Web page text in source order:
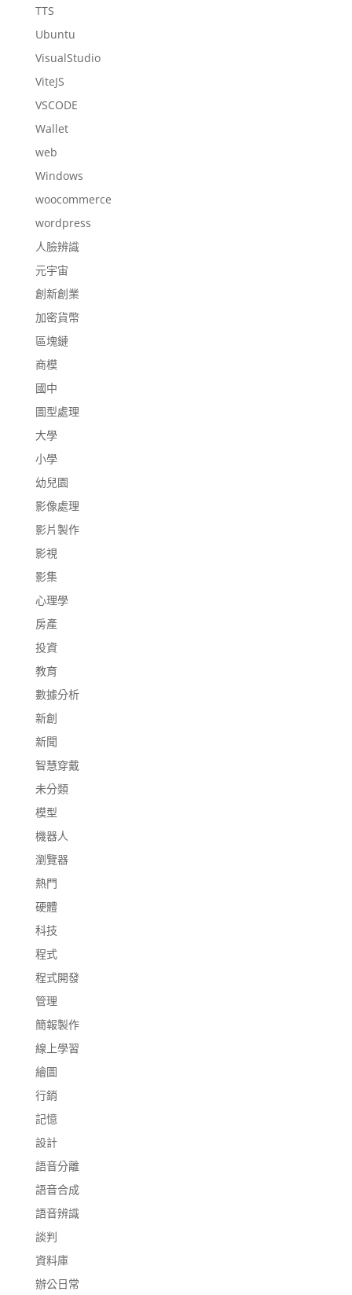
TTS
Ubuntu
VisualStudio
ViteJS
VSCODE
Wallet
web
Windows
woocommerce
wordpress
人臉辨識
元宇宙
創新創業
加密貨幣
區塊鏈
商模
國中
圖型處理
大學
小學
幼兒園
影像處理
影片製作
影視
影集
心理學
房產
投資
教育
數據分析
新創
新聞
智慧穿戴
未分類
模型
機器人
瀏覽器
熱門
硬體
科技
程式
程式開發
管理
簡報製作
線上學習
繪圖
行銷
記憶
設計
語音分離
語音合成
語音辨識
談判
資料庫
辦公日常